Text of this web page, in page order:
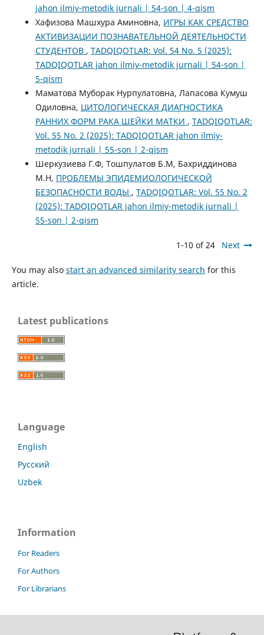
jahon ilmiy-metodik jurnali | 54-son | 4-qism
Хафизова Машхура Аминовна, ИГРЫ КАК СРЕДСТВО
АКТИВИЗАЦИИ ПОЗНАВАТЕЛЬНОЙ ДЕЯТЕЛЬНОСТИ
СТУДЕНТОВ , TADQIQOTLAR: Vol. 54 No. 5 (2025):
TADQIQOTLAR jahon ilmiy-metodik jurnali | 54-son |
5-qism
Маматова Муборак Нурпулатовна, Лапасова Кумуш
Одиловна, ЦИТОЛОГИЧЕСКАЯ ДИАГНОСТИКА
РАННИХ ФОРМ РАКА ШЕЙКИ МАТКИ , TADQIQOTLAR:
Vol. 55 No. 2 (2025): TADQIQOTLAR jahon ilmiy-
metodik jurnali | 55-son | 2-qism
Шеркузиева Г.Ф, Тошпулатов Б.М, Бахриддинова
М.Н, ПРОБЛЕМЫ ЭПИДЕМИОЛОГИЧЕСКОЙ
БЕЗОПАСНОСТИ ВОДЫ , TADQIQOTLAR: Vol. 55 No. 2
(2025): TADQIQOTLAR jahon ilmiy-metodik jurnali |
55-son | 2-qism
1-10 of 24 Next
You may also start an advanced similarity search for this
article.
Latest publications
Language
English
Русский
Uzbek
Information
For Readers
For Authors
For Librarians